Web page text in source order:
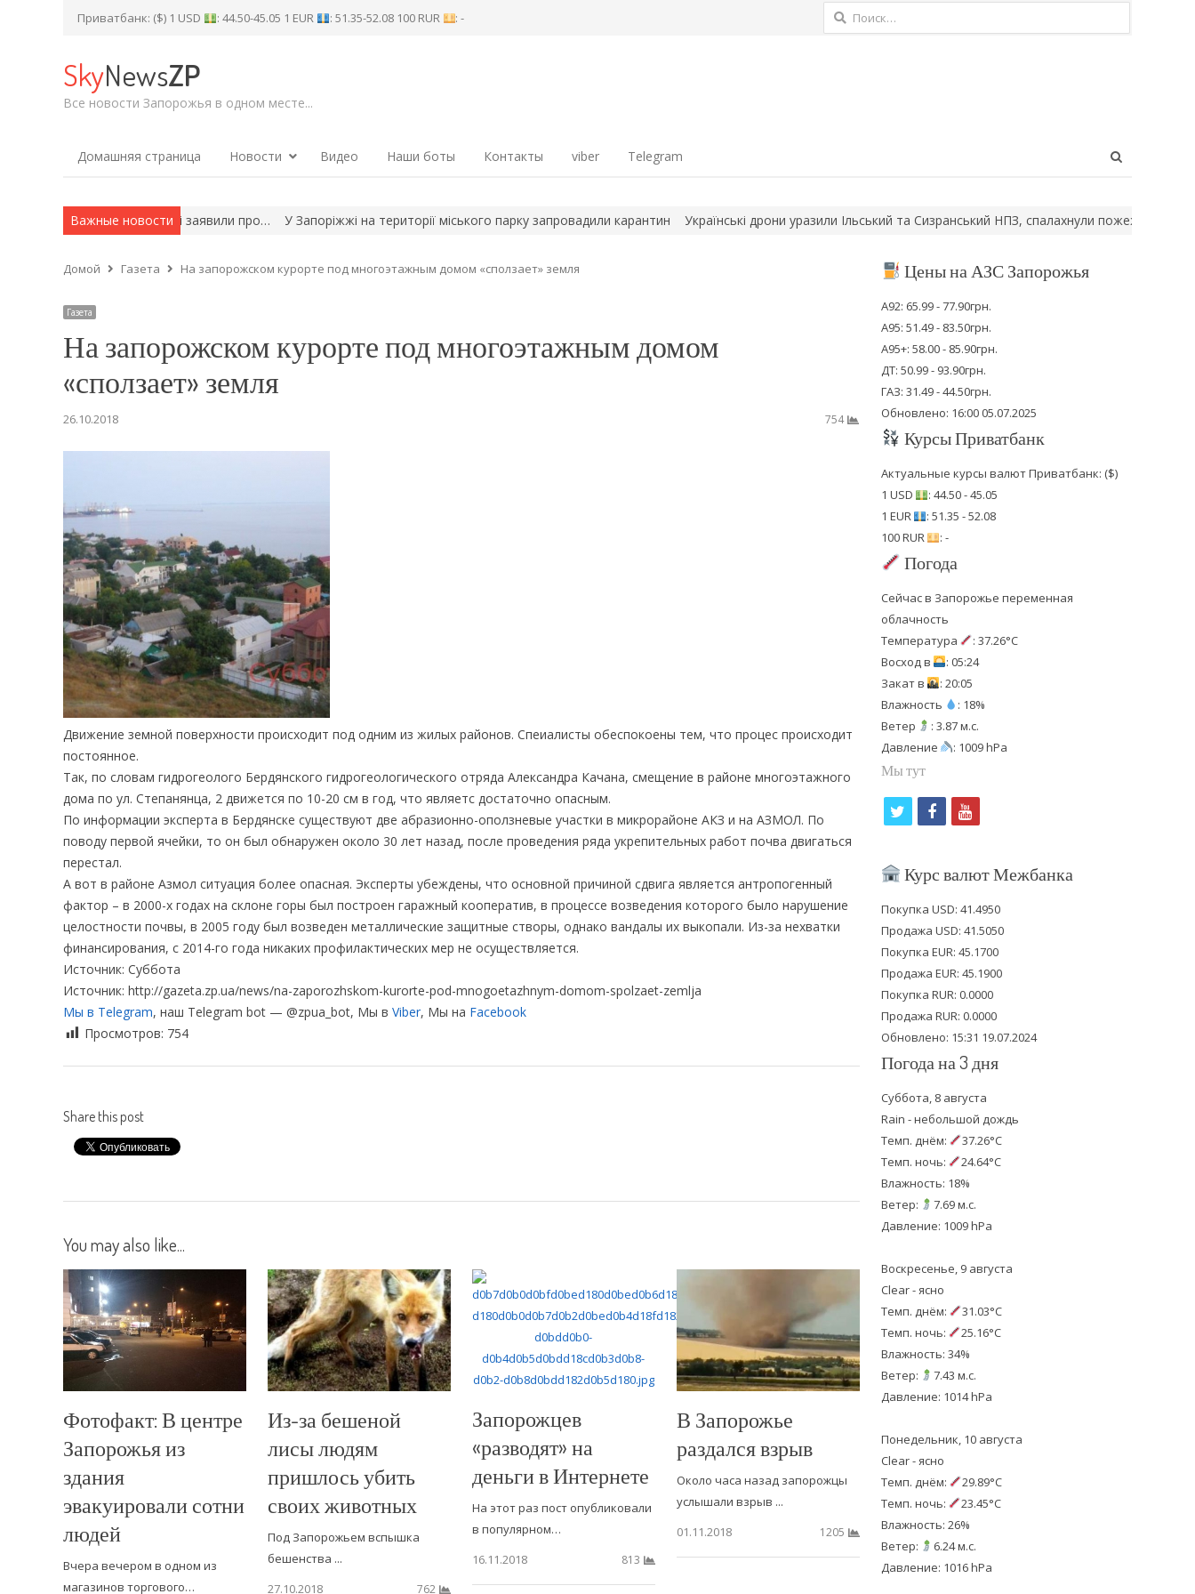
Приватбанк: ($) 1 USD : 44.50-45.05 1 EUR : 51.35-52.08 100 RUR : - Найти:
SkyNewsZP
Все новости Запорожья в одном месте...
Домашняя страница Новости Видео Наши боты Контакты viber Telegram
Важные новости
області заявили про… У Запоріжжі на території міського парку запровадили карантин Українські дрони уразили Ільський та Сизранський НПЗ, спалахнули пожежі Мільйон
Домой Газета На запорожском курорте под многоэтажным домом «сползает» земля
Газета
На запорожском курорте под многоэтажным домом
«сползает» земля
26.10.2018 754
Движение земной поверхности происходит под одним из жилых районов. Спеиалисты обеспокоены тем, что процес происходит
постоянное.
Так, по словам гидрогеолого Бердянского гидрогеологического отряда Александра Качана, смещение в районе многоэтажного
дома по ул. Степанянца, 2 движется по 10-20 см в год, что являетс достаточно опасным.
По информации эксперта в Бердянске существуют две абразионно-оползневые участки в микрорайоне АКЗ и на АЗМОЛ. По
поводу первой ячейки, то он был обнаружен около 30 лет назад, после проведения ряда укрепительных работ почва двигаться
перестал.
А вот в районе Азмол ситуация более опасная. Эксперты убеждены, что основной причиной сдвига является антропогенный
фактор – в 2000-х годах на склоне горы был построен гаражный кооператив, в процессе возведения которого было нарушение
целостности почвы, в 2005 году был возведен металлические защитные створы, однако вандалы их выкопали. Из-за нехватки
финансирования, с 2014-го года никаких профилактических мер не осуществляется.
Источник: Суббота
Источник: http://gazeta.zp.ua/news/na-zaporozhskom-kurorte-pod-mnogoetazhnym-domom-spolzaet-zemlja
Мы в Telegram, наш Telegram bot — @zpua_bot, Мы в Viber, Мы на Facebook
Просмотров: 754
Share this post
You may also like...
Фотофакт: В центре
Запорожья из
здания
эвакуировали сотни
людей
Вчера вечером в одном из
магазинов торгового…
Из-за бешеной
лисы людям
пришлось убить
своих животных
Под Запорожьем вспышка
бешенства ...
27.10.2018
762
Запорожцев
«разводят» на
деньги в Интернете
На этот раз пост опубликовали
в популярном…
16.11.2018
813
В Запорожье
раздался взрыв
Около часа назад запорожцы
услышали взрыв ...
01.11.2018
1205
Цены на АЗС Запорожья
А92: 65.99 - 77.90грн.
А95: 51.49 - 83.50грн.
А95+: 58.00 - 85.90грн.
ДТ: 50.99 - 93.90грн.
ГАЗ: 31.49 - 44.50грн.
Обновлено: 16:00 05.07.2025
Курсы Приватбанк
Актуальные курсы валют Приватбанк: ($)
1 USD
: 44.50 - 45.05
1 EUR
: 51.35 - 52.08
100 RUR
: -
Погода
Сейчас в Запорожье переменная
облачность
Температура
: 37.26°C
Восход в
: 05:24
Закат в
: 20:05
Влажность
: 18%
Ветер
: 3.87 м.с.
Давление
: 1009 hPa
Мы тут
i
t
e
r
f
c
b
o
o
k
y
u
u
b
e
Курс валют Межбанка
Покупка USD: 41.4950
Продажа USD: 41.5050
Покупка EUR: 45.1700
Продажа EUR: 45.1900
Покупка RUR: 0.0000
Продажа RUR: 0.0000
Обновлено: 15:31 19.07.2024
Погода на 3 дня
Суббота, 8 августа
Rain - небольшой дождь
Темп. днём:
37.26°C
Темп. ночь:
24.64°C
Влажность: 18%
Ветер:
7.69 м.с.
Давление: 1009 hPa
Воскресенье, 9 августа
Clear - ясно
Темп. днём:
31.03°C
Темп. ночь:
25.16°C
Влажность: 34%
Ветер:
7.43 м.с.
Давление: 1014 hPa
Понедельник, 10 августа
Clear - ясно
Темп. днём:
29.89°C
Темп. ночь:
23.45°C
Влажность: 26%
Ветер:
6.24 м.с.
Давление: 1016 hPa